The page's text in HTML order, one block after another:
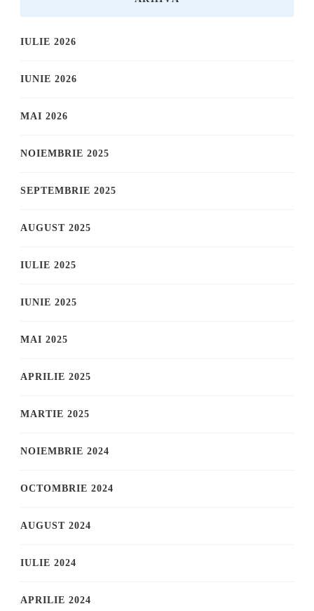
IULIE 2026
IUNIE 2026
MAI 2026
NOIEMBRIE 2025
SEPTEMBRIE 2025
AUGUST 2025
IULIE 2025
IUNIE 2025
MAI 2025
APRILIE 2025
MARTIE 2025
NOIEMBRIE 2024
OCTOMBRIE 2024
AUGUST 2024
IULIE 2024
APRILIE 2024